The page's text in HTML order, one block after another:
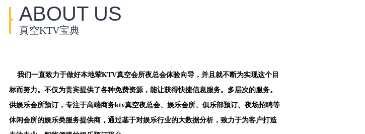
ABOUT US
真空KTV宝典
我们一直致力于做好本地荤KTV真空会所夜总会体验向导，并且就不断为实现这个目
标而努力。不仅为贵宾提供了各种免费资源，能让获得快捷信息服务。多层次的服务。
供娱乐会所预订，专注于高端商务ktv真空夜总会、娱乐会所、俱乐部预订、夜场招聘等
休闲会所的娱乐类服务提供商，通过基于对娱乐行业的大数据分析，致力于为客户打造